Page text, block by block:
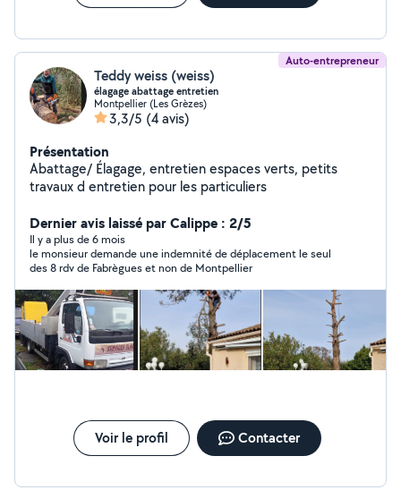
Auto-entrepreneur
Teddy weiss (weiss)
élagage abattage entretien
Montpellier (Les Grèzes)
3,3/5 (4 avis)
Présentation
Abattage/ Élagage, entretien espaces verts, petits
travaux d entretien pour les particuliers
Dernier avis laissé par Calippe : 2/5
Il y a plus de 6 mois
le monsieur demande une indemnité de déplacement le seul
des 8 rdv de Fabrègues et non de Montpellier
Voir le profil Contacter